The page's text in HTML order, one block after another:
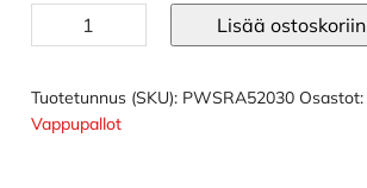
ja
ilmapallo
määrä
Lisää ostoskoriin
Tuotetunnus (SKU): PWSRA52030 Osastot:
Vappupallot